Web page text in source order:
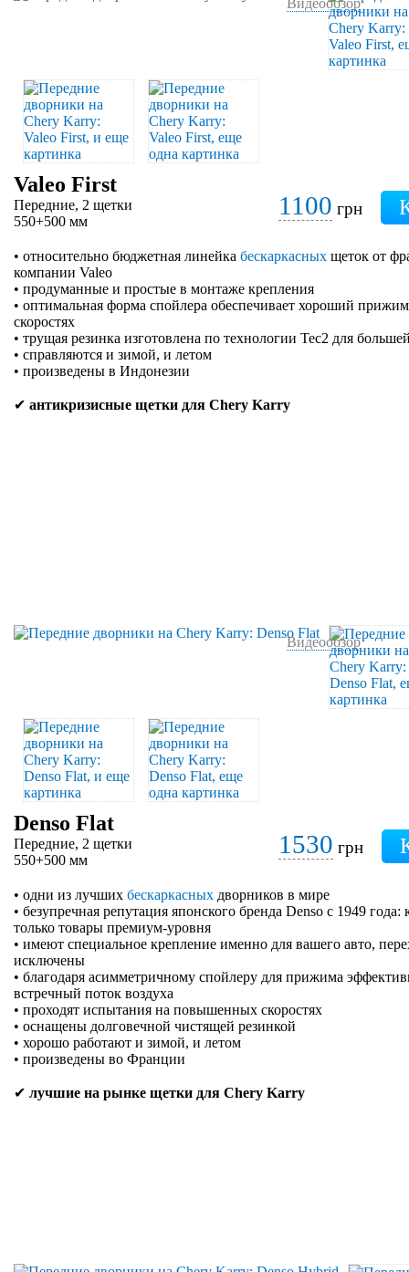
Видеообзор
Valeo First
Передние, 2 щетки
550+500 мм
1100 грн
• относительно бюджетная линейка бескаркасных щеток от
компании Valeo
• продуманные и простые в монтаже крепления
• оптимальная форма спойлера обеспечивает хороший прижим
скоростях
• трущая резинка изготовлена по технологии Tec2 для
• справляются и зимой, и летом
• произведены в Индонезии
✔ антикризисные щетки для Chery Karry
Видеообзор
Denso Flat
Передние, 2 щетки
550+500 мм
1530 грн
• одни из лучших бескаркасных дворников в мире
• безупречная репутация японского бренда Denso с 1949
только товары премиум-уровня
• имеют специальное крепление именно для вашего авто,
исключены
• благодаря асимметричному спойлеру для прижима
встречный поток воздуха
• проходят испытания на повышенных скоростях
• оснащены долговечной чистящей резинкой
• хорошо работают и зимой, и летом
• произведены во Франции
✔ лучшие на рынке щетки для Chery Karry